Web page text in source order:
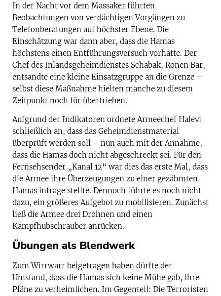
In der Nacht vor dem Massaker führten
Beobachtungen von verdächtigen Vorgängen zu
Telefonberatungen auf höchster Ebene. Die
Einschätzung war dann aber, dass die Hamas
höchstens einen Entführungsversuch vorhatte. Der
Chef des Inlandsgeheimdienstes Schabak, Ronen Bar,
entsandte eine kleine ­Einsatzgruppe an die Grenze –
selbst diese ­Maßnahme hielten manche zu diesem
Zeitpunkt noch für übertrieben.
Aufgrund der Indikatoren ordnete Armeechef Halevi
schließlich an, dass das Geheimdienstmaterial
überprüft werden soll – nun auch mit der Annahme,
dass die Hamas doch nicht abgeschreckt sei. Für den
Fernsehsender „Kanal 12“ war dies das erste Mal, dass
die Armee ihre Überzeugungen zu einer gezähmten
Hamas infrage stellte. Dennoch führte es noch nicht
dazu, ein größeres Aufgebot zu mobilisieren. Zunächst
ließ die Armee drei Drohnen und einen
Kampfhubschrauber anrücken.
Übungen als Blendwerk
Zum Wirrwarr beigetragen haben dürfte der
Umstand, dass die Hamas sich keine Mühe gab, ihre
Pläne zu verheimlichen. Im Gegenteil: Die Terroristen